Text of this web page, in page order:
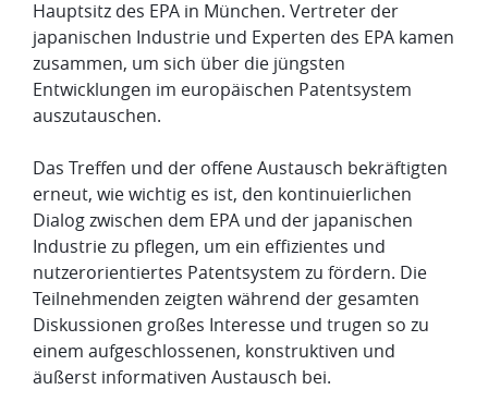
Hauptsitz des EPA in München. Vertreter der
japanischen Industrie und Experten des EPA kamen
zusammen, um sich über die jüngsten
Entwicklungen im europäischen Patentsystem
auszutauschen.
Das Treffen und der offene Austausch bekräftigten
erneut, wie wichtig es ist, den kontinuierlichen
Dialog zwischen dem EPA und der japanischen
Industrie zu pflegen, um ein effizientes und
nutzerorientiertes Patentsystem zu fördern. Die
Teilnehmenden zeigten während der gesamten
Diskussionen großes Interesse und trugen so zu
einem aufgeschlossenen, konstruktiven und
äußerst informativen Austausch bei.